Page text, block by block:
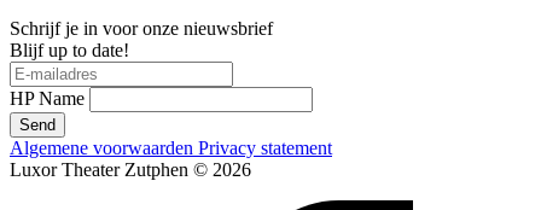
Schrijf je in voor onze nieuwsbrief
Blijf up to date!
HP Name
Send
Algemene voorwaarden Privacy statement
Luxor Theater Zutphen © 2026